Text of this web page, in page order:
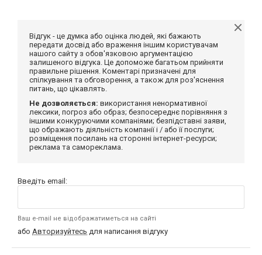
Відгук - це думка або оцінка людей, які бажають
передати досвід або враження іншим користувачам
нашого сайту з обов'язковою аргументацією
залишеного відгука. Це допоможе багатьом прийняти
правильне рішення. Коментарі призначені для
спілкування та обговорення, а також для роз'яснення
питань, що цікавлять.
Не дозволяється: використання ненормативної
лексики, погроз або образ; безпосереднє порівняння з
іншими конкуруючими компаніями; безпідставні заяви,
що ображають діяльність компанії і / або її послуги;
розміщення посилань на сторонні інтернет-ресурси;
реклама та самореклама.
Введіть email:
Ваш e-mail не відображатиметься на сайті
або Авторизуйтесь для написання відгуку